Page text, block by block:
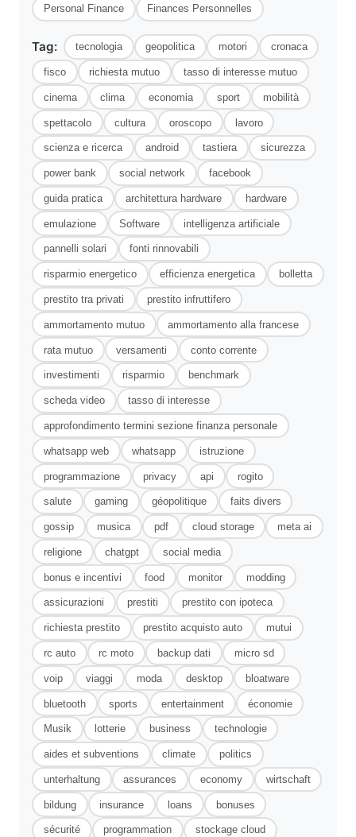
Personal Finance Finances Personnelles
Tag: tecnologia geopolitica motori cronaca
fisco richiesta mutuo tasso di interesse mutuo
cinema clima economia sport mobilità
spettacolo cultura oroscopo lavoro
scienza e ricerca android tastiera sicurezza
power bank social network facebook
guida pratica architettura hardware hardware
emulazione Software intelligenza artificiale
pannelli solari fonti rinnovabili
risparmio energetico efficienza energetica bolletta
prestito tra privati prestito infruttifero
ammortamento mutuo ammortamento alla francese
rata mutuo versamenti conto corrente
investimenti risparmio benchmark
scheda video tasso di interesse
approfondimento termini sezione finanza personale
whatsapp web whatsapp istruzione
programmazione privacy api rogito
salute gaming géopolitique faits divers
gossip musica pdf cloud storage meta ai
religione chatgpt social media
bonus e incentivi food monitor modding
assicurazioni prestiti prestito con ipoteca
richiesta prestito prestito acquisto auto mutui
rc auto rc moto backup dati micro sd
voip viaggi moda desktop bloatware
bluetooth sports entertainment économie
Musik lotterie business technologie
aides et subventions climate politics
unterhaltung assurances economy wirtschaft
bildung insurance loans bonuses
sécurité programmation stockage cloud